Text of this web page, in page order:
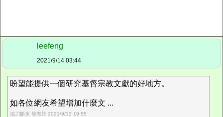
leefeng
2021/9/14 03:44
盼望能提供一個研究基督宗教文獻的好地方。
如各位網友希望增加什麼文 ...
抽刀斷水 發表於 2021/9/13 19:55